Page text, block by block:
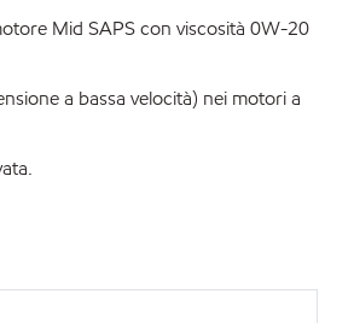
Mid SAPS con viscosità 0W-20
a bassa velocità) nei motori a